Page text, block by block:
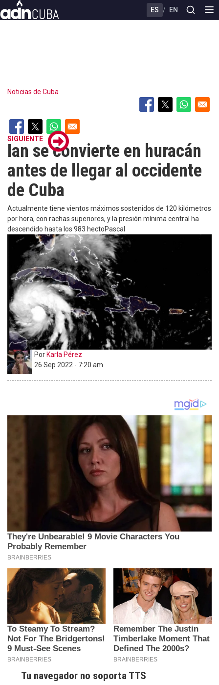
to
ES / EN
Noticias de Cuba
SIGUIENTE
Ian se convierte en huracán
antes de llegar al occidente
de Cuba
Actualmente tiene vientos máximos sostenidos de 120 kilómetros
por hora, con rachas superiores, y la presión mínima central ha
descendido hasta los 983 hectoPascal
Por Karla Pérez
26 Sep 2022 - 7:20 am
Tu navegador no soporta TTS